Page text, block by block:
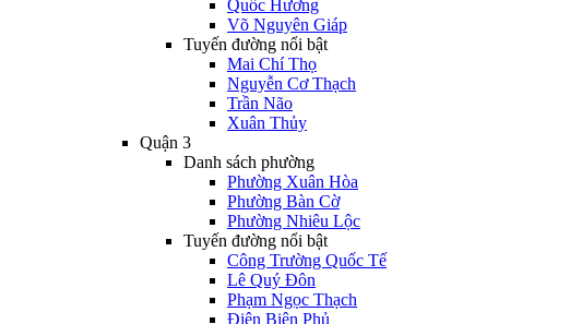
Quốc Hương
Võ Nguyên Giáp
Tuyến đường nổi bật
Mai Chí Thọ
Nguyễn Cơ Thạch
Trần Não
Xuân Thủy
Quận 3
Danh sách phường
Phường Xuân Hòa
Phường Bàn Cờ
Phường Nhiêu Lộc
Tuyến đường nổi bật
Công Trường Quốc Tế
Lê Quý Đôn
Phạm Ngọc Thạch
Điện Biên Phủ